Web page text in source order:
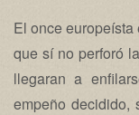
El once
que sí no perforó
llegaran a
empeño decidido,